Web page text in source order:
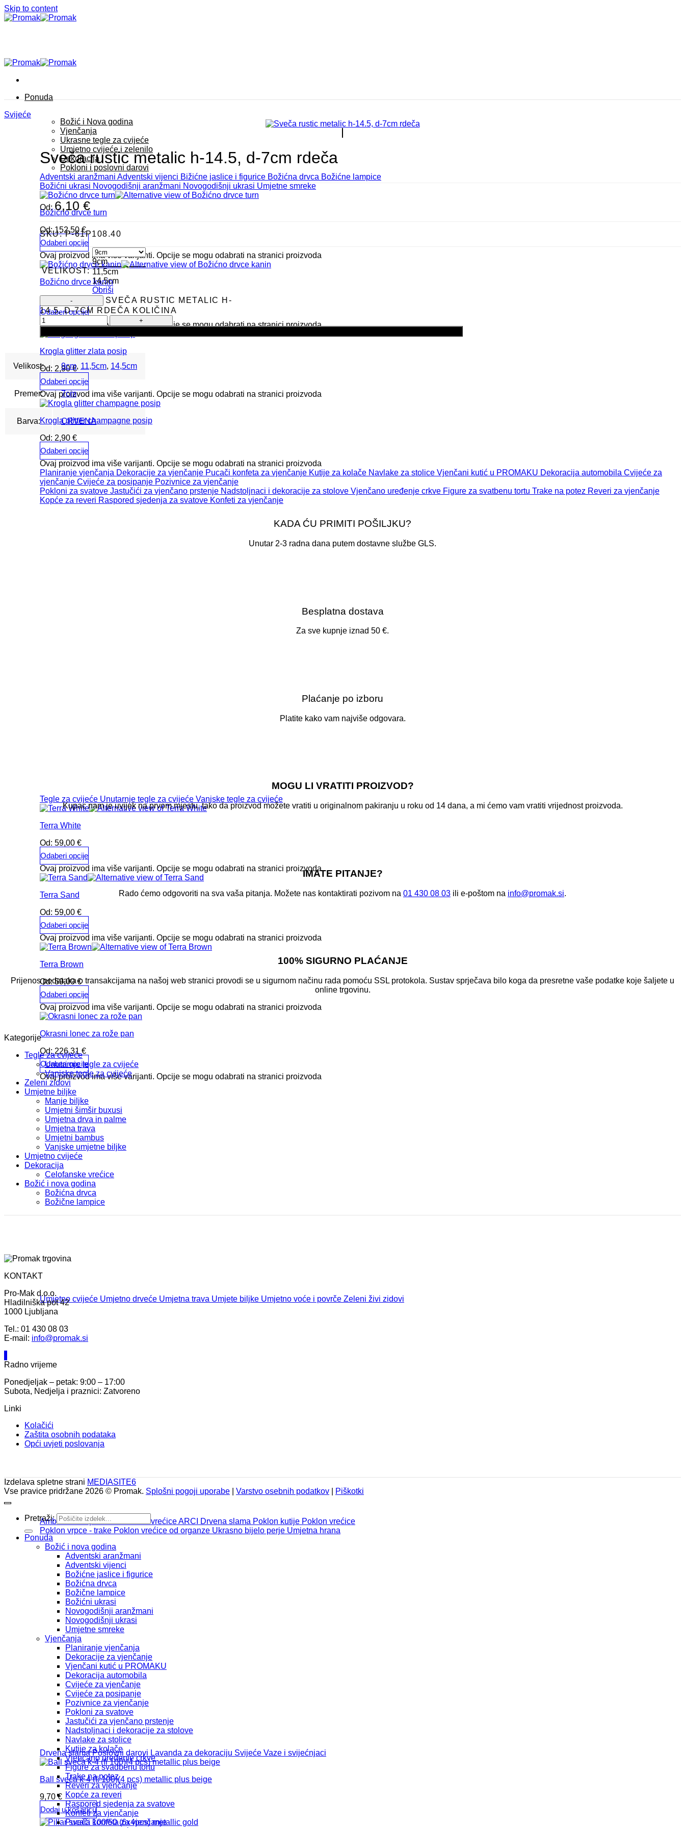
Skip to content
Ponuda
Božić i Nova godina
Vjenčanja
Ukrasne tegle za cvijeće
Umjetno cvijeće i zelenilo
Dekoracija
Pokloni i poslovni darovi
Adventski aranžmani Adventski vijenci Bižićne jaslice i figurice Božićna drvca Božićne lampice
Božićni ukrasi Novogodišnji aranžmani Novogodišnji ukrasi Umjetne smreke
Božićno drvce turn
Od:152,50€
Odaberi opcije
Ovaj proizvod ima više varijanti. Opcije se mogu odabrati na stranici proizvoda
Božićno drvce kanin
Od:
262,06
Odaberi opcije
Ovaj proizvod ima više varijanti. Opcije se mogu odabrati na stranici proizvoda
Krogla glitter zlata posip
Od: 2,90€
Odaberi opcije
Ovaj proizvod ima više varijanti. Opcije se mogu odabrati na stranici proizvoda
Krogla glitter champagne posip
Od: 2,90 €
Odaberi opcije
Ovaj proizvod ima više varijanti. Opcije se mogu odabrati na stranici proizvoda
Planiranje vjenčanja Dekoracije za vjenčanje Pucači konfeta za vjenčanje Kutije za kolače Navlake za stolice Vjenčani kutić u PROMAKU Dekoracija automobila Cvijeće za
vjenčanje Cvijeće za posipanje Pozivnice za vjenčanje
Pokloni za svatove Jastučići za vjenčano prstenje Nadstoljnaci i dekoracije za stolove Vjenčano uređenje crkve Figure za svatbenu tortu Trake na potez Reveri za vjenčanje
Kopće za reveri Raspored sjedenja za svatove Konfeti za vjenčanje
Tegle za cvijeće Unutarnje tegle za cvijeće Vanjske tegle za cvijeće
Terra White
Od: 59,00 €
Odaberi opcije
Ovaj proizvod ima više varijanti. Opcije se mogu odabrati na stranici proizvoda
Terra Sand
Od: 59,00 €
Odaberi opcije
Ovaj proizvod ima više varijanti. Opcije se mogu odabrati na stranici proizvoda
Terra Brown
Od:59,00€
Odaberi opcije
Ovaj proizvod ima više varijanti. Opcije se mogu odabrati na stranici proizvoda
Okrasni lonec za rože pan
Od: 226,31 €
Odaberi opcije
Ovaj proizvod ima više varijanti. Opcije se mogu odabrati na stranici proizvoda
Umjetno cvijeće Umjetno drveće Umjetna trava Umjete biljke Umjetno voće i povrče Zeleni živi zidovi
Ambalaža za poklone Celofan vrećice ARCI Drvena slama Poklon kutije Poklon vrećice
Poklon vrpce - trake Poklon vrećice od organze Ukrasno bijelo perje Umjetna hrana
Drvena slama Poslovni darovi Lavanda za dekoraciju Svijeće Vaze i svijećnjaci
Ball sveča k-4 (fi 100)(4 pcs) metallic plus beige
9,70€
Dodaj u košaricu
Svijeće
Sveča rustic metalic h-14.5, d-7cm rdeča
Od:6,10 €
SKU:P-61P108.40
VELIKOST:
9cm
11,5cm
14,5cm
Obriši
SVEČA RUSTIC METALIC H-
14.5, D-7CM RDEČA KOLIČINA
Velikost: 9cm, 11,5cm, 14,5cm
Premer: 7cm
Barva: CRVENA
KADA ĆU PRIMITI POŠILJKU?
Unutar 2-3 radna dana putem dostavne službe GLS.
Besplatna dostava
Za sve kupnje iznad 50 €.
Plaćanje po izboru
Platite kako vam najviše odgovara.
MOGU LI VRATITI PROIZVOD?
Kupac nam je uvijek na prvom mjestu, tako da proizvod možete vratiti u originalnom pakiranju u roku od 14 dana, a mi ćemo vam vratiti vrijednost proizvoda.
IMATE PITANJE?
Rado ćemo odgovoriti na sva vaša pitanja. Možete nas kontaktirati pozivom na 01 430 08 03 ili e-poštom na info@promak.si.
100% SIGURNO PLAĆANJE
Prijenos podataka o transakcijama na našoj web stranici provodi se u sigurnom načinu rada pomoću SSL protokola. Sustav sprječava bilo koga da presretne vaše podatke koje šaljete u
online trgovinu.
Kategorije
Tegle za cvijeće
Unutarnje tegle za cvijeće
Vanjske tegle za cvijeće
Zeleni zidovi
Umjetne biljke
Manje biljke
Umjetni šimšir buxusi
Umjetna drva in palme
Umjetna trava
Umjetni bambus
Vanjske umjetne biljke
Umjetno cvijeće
Dekoracija
Celofanske vrećice
Božić i nova godina
Božićna drvca
Božične lampice
KONTAKT
Pro-Mak d.o.o.
Hladilniška pot 42
1000 Ljubljana
Tel.: 01 430 08 03
E-mail: info@promak.si
Radno vrijeme
Ponedjeljak – petak: 9:00 – 17:00
Subota, Nedjelja i praznici: Zatvoreno
Linki
Kolačići
Zaštita osobnih podataka
Opći uvjeti poslovanja
Izdelava spletne strani MEDIASITE6
Vse pravice pridržane 2026 © Promak. Splošni pogoji uporabe Varstvo osebnih podatkov Piškotki
Pretraži:
Ponuda
Božić i nova godina
Adventski aranžmani
Adventski vijenci
Božićne jaslice i figurice
Božićna drvca
Božične lampice
Božićni ukrasi
Novogodišnji aranžmani
Novogodišnji ukrasi
Umjetne smreke
Vjenčanja
Planiranje vjenčanja
Dekoracije za vjenčanje
Vjenčani kutić u PROMAKU
Dekoracija automobila
Cvijeće za vjenčanje
Cvijeće za posipanje
Pozivnice za vjenčanje
Pokloni za svatove
Jastučići za vjenčano prstenje
Nadstoljnaci i dekoracije za stolove
Navlake za stolice
Kutije za kolače
Vjenčano uređenje crkve
Figure za svadbenu tortu
Trake na potez
Reveri za vjenčanje
Kopće za reveri
Raspored sjedenja za svatove
Konfeti za vjenčanje
Pucači konfeta za vjenčanje